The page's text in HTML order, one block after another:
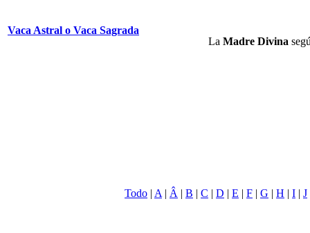
Vaca Astral o Vaca Sagrada
La Madre Divina
Todo | A | Â | B | C | D | E | F | G | H | I | J